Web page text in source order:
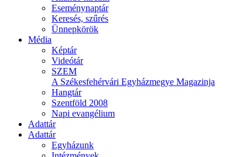
Eseménynaptár
Keresés, szűrés
Ünnepkörök
Média
Képtár
Videótár
SZEM
A Székesfehérvári Egyházmegye Magazinja
Hangtár
Szentföld 2008
Napi evangélium
Adattár
Adattár
Egyházunk